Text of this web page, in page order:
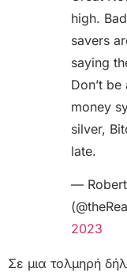
high.
savers
saying
Don’t
money
silver,
late.
—
2023
Σε μια τολμηρή